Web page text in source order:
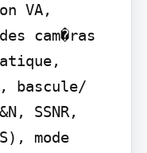
VA,
cam�ras
bascule/
SSNR,
mode